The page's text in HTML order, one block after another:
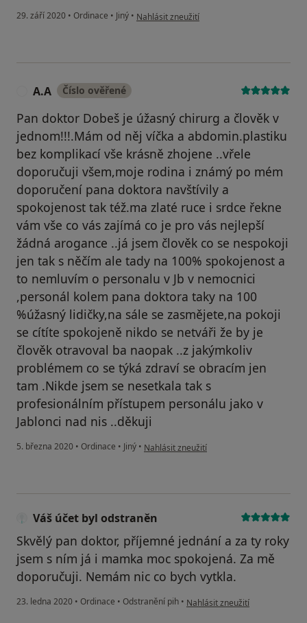
29. září 2020 • Ordinace • Jiný • podle názoru uživatele Marie Sokolová
Nahlásit zneužití
A.A Číslo ověřené
Pan doktor Dobeš je úžasný chirurg a člověk v
jednom!!!.Mám od něj víčka a abdomin.plastiku
bez komplikací vše krásně zhojene ..vřele
doporučuji všem,moje rodina i známý po mém
doporučení pana doktora navštívily a
spokojenost tak též.ma zlaté ruce i srdce řekne
vám vše co vás zajímá co je pro vás nejlepší
žádná arogance ..já jsem člověk co se nespokoji
jen tak s něčím ale tady na 100% spokojenost a
to nemluvím o personalu v Jb v nemocnici
,personál kolem pana doktora taky na 100
%úžasný lidičky,na sále se zasmějete,na pokoji
se cítíte spokojeně nikdo se netváři že by je
člověk otravoval ba naopak ..z jakýmkoliv
problémem co se týká zdraví se obracím jen
tam .Nikde jsem se nesetkala tak s
profesionálním přístupem personálu jako v
Jablonci nad nis ..děkuji
5. března 2020 • Ordinace • Jiný • podle názoru uživatele A.A
Nahlásit zneužití
Váš účet byl odstraněn
Skvělý pan doktor, příjemné jednání a za ty roky
jsem s ním já i mamka moc spokojená. Za mě
doporučuji. Nemám nic co bych vytkla.
23. ledna 2020 • Ordinace • Odstranění pih • podle názoru uživatele Váš
Nahlásit zneužití